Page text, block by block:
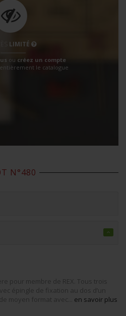
LIMITÉ
ou créez un compte
le catalogue
N°480
pour membre de REX. Tous trois
épingle de fixation au dos d’un
moyen format avec... en savoir plus